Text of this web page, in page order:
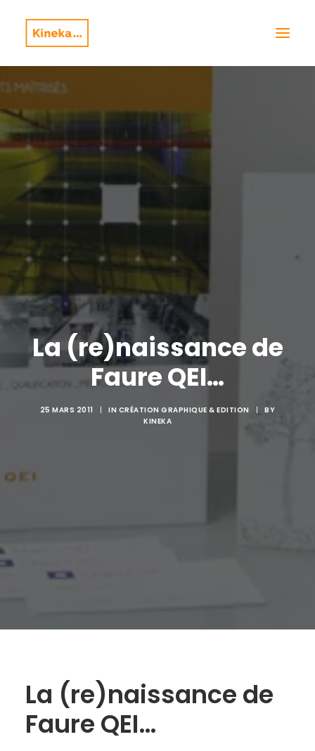
La (re)naissance de
Faure QEI…
25 MARS 2011 | IN CRÉATION GRAPHIQUE & EDITION |
BY
KINEKA
La (re)naissance de
Faure QEI…